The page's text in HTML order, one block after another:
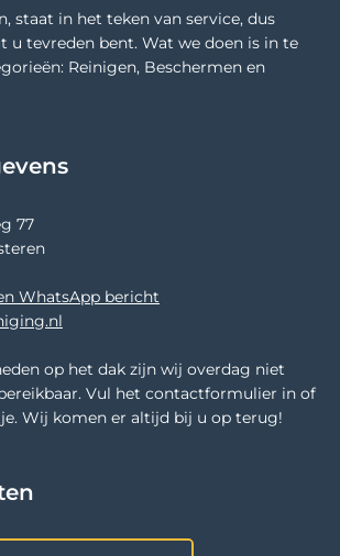
staat in het teken van service, dus
u tevreden bent. Wat we doen is in te
Reinigen, Beschermen en
77
WhatsApp bericht
op het dak zijn wij overdag niet
Vul het contactformulier in of
Wij komen er altijd bij u op terug!